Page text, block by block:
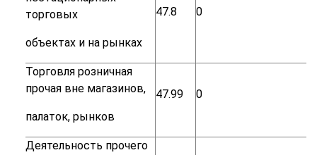
торговых
объектах и на рынках
47.8 0
Торговля розничная
прочая вне магазинов,
палаток, рынков
47.99 0
Деятельность прочего